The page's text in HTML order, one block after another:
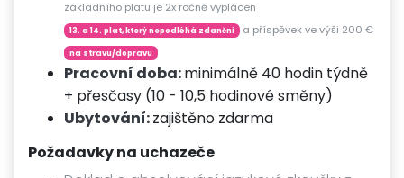
základního platu je 2x ročně vyplácen
13. a 14. plat, který nepodléhá zdanění a příspěvek ve výši 200 €
na stravu/dopravu
Pracovní doba:minimálně 40 hodin týdně
+ přesčasy (10 - 10,5 hodinové směny)
Ubytování:zajištěno zdarma
Požadavky na uchazeče